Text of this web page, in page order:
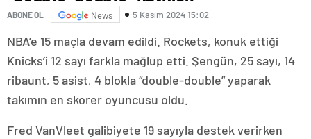
ABONE OL News 5 Kasım 2024 15:02
NBA’e 15 maçla devam edildi. Rockets, konuk ettiği
Knicks’i 12 sayı farkla mağlup etti. Şengün, 25 sayı, 14
ribaunt, 5 asist, 4 blokla “double-double” yaparak
takımın en skorer oyuncusu oldu.
Fred VanVleet galibiyete 19 sayıyla destek verirken